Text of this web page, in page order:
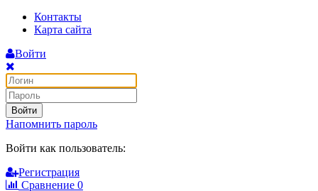
Контакты
Карта сайта
Войти
Войти
Напомнить пароль
Войти как пользователь:
Регистрация
Сравнение 0